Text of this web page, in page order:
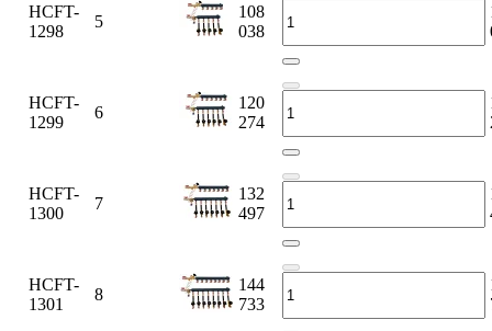
HCFT-
1298
5
108
038
HCFT-
1299
6
120
274
HCFT-
1300
7
132
497
HCFT-
1301
8
144
733